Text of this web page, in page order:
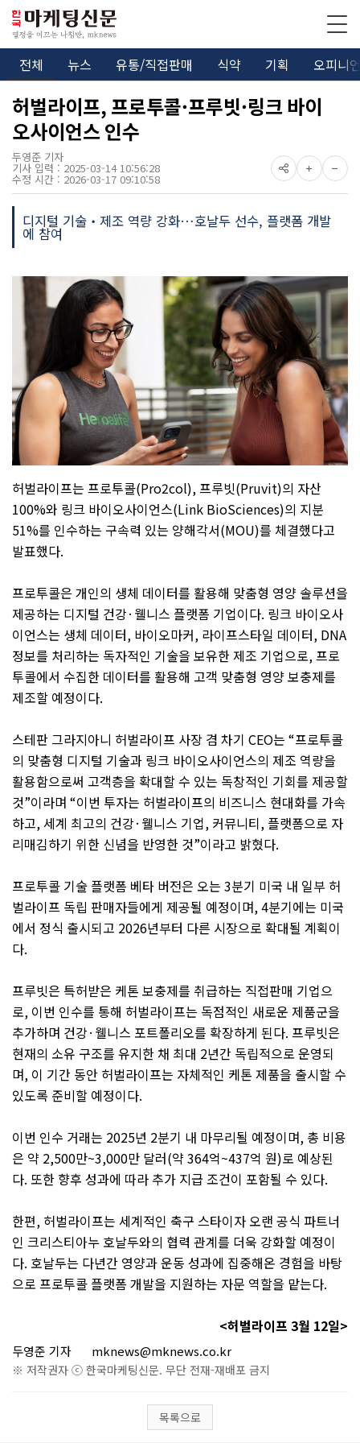
전체 뉴스 유통/직접판매 식약 기획 오피니
허벌라이프, 프로투콜·프루빗·링크 바이
오사이언스 인수
두영준 기자
기사 입력 : 2025-03-14 10:56:28
수정 시간 : 2026-03-17 09:10:58
디지털 기술‧제조 역량 강화…호날두 선수, 플랫폼 개발
에 참여
허벌라이프는 프로투콜(Pro2col),프루빗(Pruvit)의 자산
100%와 링크 바이오사이언스(Link BioSciences)의 지분
51%를 인수하는 구속력 있는 양해각서(MOU)를 체결했다고
발표했다.
프로투콜은 개인의 생체 데이터를 활용해 맞춤형 영양 솔루션을
제공하는 디지털 건강· 웰니스 플랫폼 기업이다. 링크 바이오사
이언스는 생체 데이터, 바이오마커, 라이프스타일 데이터, DNA
정보를 처리하는 독자적인 기술을 보유한 제조 기업으로,프로
투콜에서 수집한 데이터를 활용해 고객 맞춤형 영양 보충제를
제조할 예정이다.
스테판 그라지아니 허벌라이프 사장 겸 차기 CEO는 “프로투콜
의 맞춤형 디지털 기술과 링크 바이오사이언스의 제조 역량을
활용함으로써 고객층을 확대할 수 있는 독창적인 기회를 제공할
것”이라며 “이번 투자는 허벌라이프의 비즈니스 현대화를 가속
하고,세계 최고의 건강· 웰니스 기업, 커뮤니티, 플랫폼으로 자
리매김하기 위한 신념을 반영한 것”이라고 밝혔다.
프로투콜 기술 플랫폼 베타 버전은 오는 3분기 미국 내 일부 허
벌라이프 독립 판매자들에게 제공될 예정이며, 4분기에는 미국
에서 정식 출시되고 2026년부터 다른 시장으로 확대될 계획이
다.
프루빗은 특허받은 케톤 보충제를 취급하는 직접판매 기업으
로, 이번 인수를 통해 허벌라이프는 독점적인 새로운 제품군을
추가하며 건강· 웰니스 포트폴리오를 확장하게 된다. 프루빗은
현재의 소유 구조를 유지한 채 최대 2년간 독립적으로 운영되
며, 이 기간 동안 허벌라이프는 자체적인 케톤 제품을 출시할 수
있도록 준비할 예정이다.
이번 인수 거래는 2025년 2분기 내 마무리될 예정이며, 총 비용
은 약 2,500만~3,000만 달러(약364억~437억 원)로 예상된
다. 또한 향후 성과에 따라 추가 지급 조건이 포함될 수 있다.
한편, 허벌라이프는 세계적인 축구 스타이자 오랜 공식 파트너
인 크리스티아누 호날두와의 협력 관계를 더욱 강화할 예정이
다. 호날두는 다년간 영양과 운동 성과에 집중해온 경험을 바탕
으로 프로투콜 플랫폼 개발을 지원하는 자문 역할을 맡는다.
<허벌라이프 3월 12일>
두영준 기자 mknews@mknews.co.kr
※ 저작권자 ⓒ 한국마케팅신문. 무단 전재-재배포 금지
목록으로